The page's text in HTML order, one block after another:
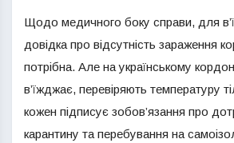
Щодо медичного боку справи, для
довідка про відсутність зараження
потрібна. Але на українському
в’їжджає, перевіряють температуру
кожен підписує зобов’язання про
карантину та перебування на